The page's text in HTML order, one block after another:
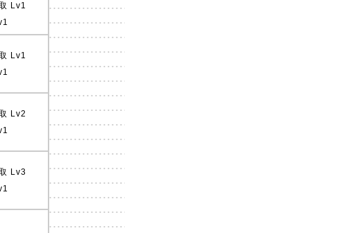
Lv1
Lv1
Lv2
Lv3